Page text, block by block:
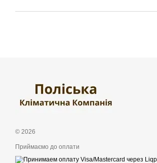
© 2026
Приймаємо до оплати